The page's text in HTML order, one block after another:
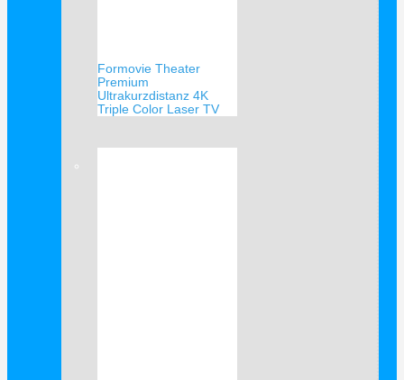
Formovie Theater
Premium
Ultrakurzdistanz 4K
Triple Color Laser TV